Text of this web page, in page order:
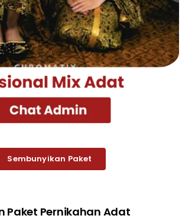
Sembunyikan Paket
Paket Pernikahan Adat